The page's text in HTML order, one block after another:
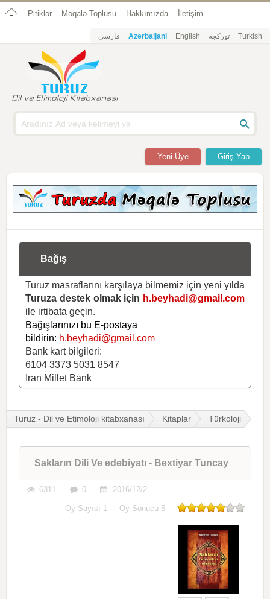
Pitiklər Məqalə Toplusu Hakkımızda İletişim
فارسی Azerbaijani English تورکجه Turkish
Giriş Yap
Yeni Üye
Bağış
Turuz masraflarını karşılaya bilmemiz için yeni yılda
Turuza destek olmak için h.beyhadi@gmail.com
ile irtibata geçin.
Bağışlarınızı bu E-postaya
bildirin: h.beyhadi@gmail.com
Bank kart bilgileri:
6104 3373 5031 8547
Iran Millet Bank
Turuz - Dil və Etimoloji kitabxanası Kitaplar Türkoloji
Sakların Dili Ve edebiyatı - Bextiyar Tuncay
6311 0 2016/12/2
Oy Sayısı 1 Oy Sonucu 5